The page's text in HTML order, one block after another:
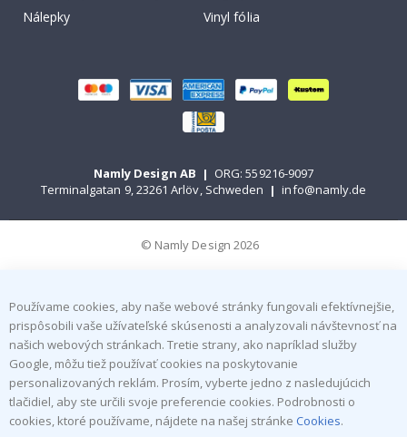
Nálepky
Vinyl fólia
Namly Design AB | ORG: 559216-9097
Terminalgatan 9, 23261 Arlöv, Schweden | info@namly.de
© Namly Design 2026
Používame cookies, aby naše webové stránky fungovali efektívnejšie,
prispôsobili vaše užívateľské skúsenosti a analyzovali návštevnosť na
našich webových stránkach. Tretie strany, ako napríklad služby
Google, môžu tiež používať cookies na poskytovanie
personalizovaných reklám. Prosím, vyberte jedno z nasledujúcich
tlačidiel, aby ste určili svoje preferencie cookies. Podrobnosti o
cookies, ktoré používame, nájdete na našej stránke Cookies.